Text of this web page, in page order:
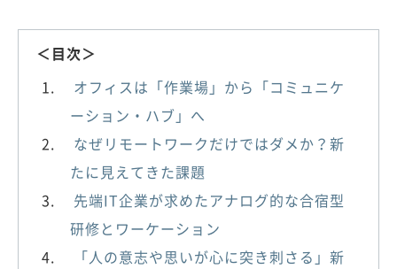
＜目次＞
オフィスは「作業場」から「コミュニケ
ーション・ハブ」へ
なぜリモートワークだけではダメか？新
たに見えてきた課題
先端IT企業が求めたアナログ的な合宿型
研修とワーケーション
「人の意志や思いが心に突き刺さる」新